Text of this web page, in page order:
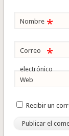
Nombre *
Correo
electrónico
*
Web
Recibir un